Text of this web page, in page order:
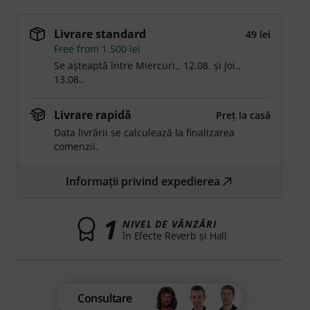
Livrare standard
49 lei
Free from 1.500 lei
Se așteaptă între Miercuri., 12.08. și Joi.,
13.08..
Livrare rapidă
Preț la casă
Data livrării se calculează la finalizarea
comenzii.
Informații privind expedierea
1 NIVEL DE VÂNZĂRI
în Efecte Reverb şi Hall
Consultare